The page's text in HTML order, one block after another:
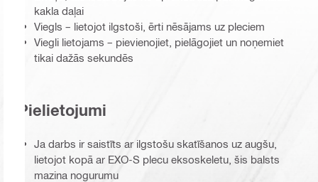
kakla daļai
Viegls – lietojot ilgstoši, ērti nēsājams uz pleciem
Viegli lietojams – pievienojiet, pielāgojiet un noņemiet
tikai dažās sekundēs
Pielietojumi
Ja darbs ir saistīts ar ilgstošu skatīšanos uz augšu,
lietojot kopā ar EXO-S plecu eksoskeletu, šis balsts
mazina nogurumu